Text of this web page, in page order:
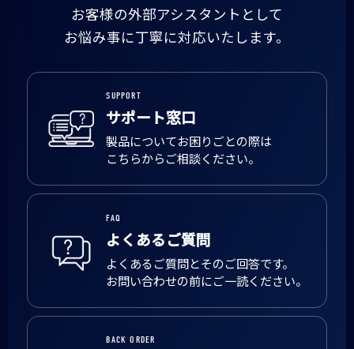
お客様の外部アシスタントとして
お悩み事に丁寧に対応いたします。
SUPPORT
サポート窓口
製品についてお困りごとの際は
こちらからご相談ください。
FAQ
よくあるご質問
よくあるご質問とそのご回答です。
お問い合わせの前にご一読ください。
BACK ORDER